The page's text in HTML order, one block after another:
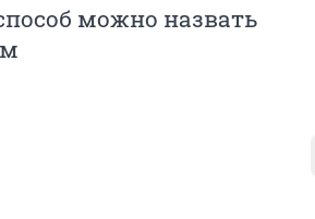
можно назвать